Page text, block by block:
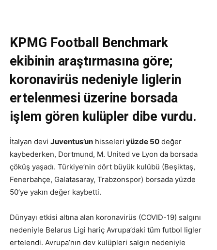
KPMG Football Benchmark
ekibinin araştırmasına göre;
koronavirüs nedeniyle liglerin
ertelenmesi üzerine borsada
işlem gören kulüpler dibe vurdu.
İtalyan devi Juventus’un hisseleri yüzde 50 değer
kaybederken, Dortmund, M. United ve Lyon da borsada
çöküş yaşadı. Türkiye’nin dört büyük kulübü (Beşiktaş,
Fenerbahçe, Galatasaray, Trabzonspor) borsada yüzde
50’ye yakın değer kaybetti.
Dünyayı etkisi altına alan koronavirüs (COVID-19) salgını
nedeniyle Belarus Ligi hariç Avrupa’daki tüm futbol ligler
ertelendi. Avrupa’nın dev kulüpleri salgın nedeniyle